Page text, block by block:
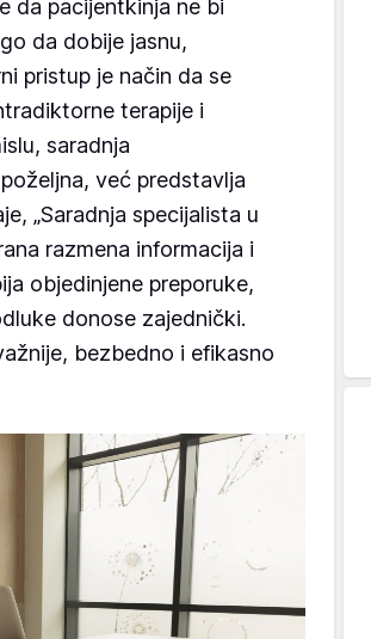
da pacijentkinja ne bi
da dobije jasnu,
pristup je način da se
terapije i
saradnja
već predstavlja
„Saradnja specijalista u
razmena informacija i
objedinjene preporuke,
donose zajednički.
bezbedno i efikasno